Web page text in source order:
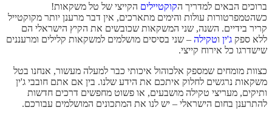
ברוכים הבאים למדריך הקוקטיילים הקייצי של טל משקאות!
כשהטמפרטורות עולות והימים מתארכים, אין דבר מרענן יותר מקוקטייל
קריר בידיים. השנה, שני המשקאות שכובשים את הקיץ הישראלי הם
ללא ספק ג'ין וטקילה – שני בסיסים מושלמים למשקאות קלילים ומרעננים
שישדרגו כל אירוח קייצי.
כצוות מומחים שמספק אלכוהול איכותי כבר למעלה מעשור, אנחנו בטל
משקאות נרגשים לחלוק איתכם את הידע שלנו. בין אם אתם חובבי ג'ין
ותיקים, מעריצי טקילה מושבעים, או פשוט מחפשים דרכים חדשות
להתרענן בחום הישראלי – יש לנו את המתכונים המושלמים עבורכם.